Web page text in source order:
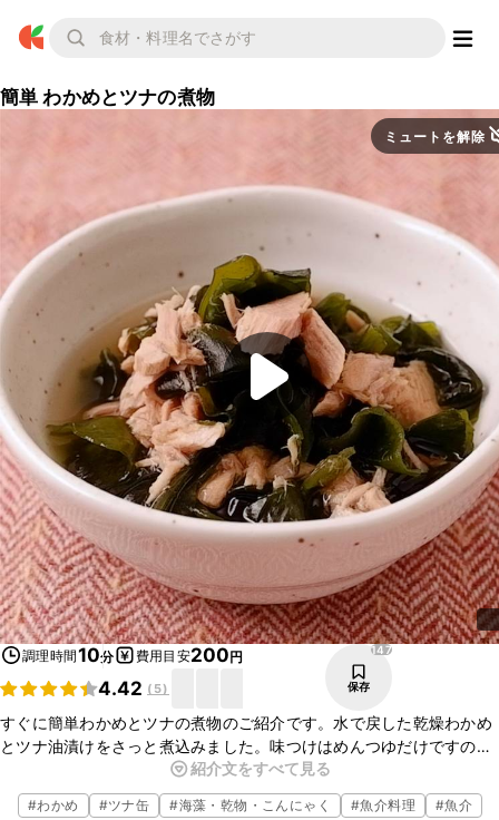
簡単 わかめとツナの煮物
ミュートを解除
調理時間10分 費用目安200円
4.42 ( 5)
147
保存
すぐに簡単わかめとツナの煮物のご紹介です。水で戻した乾燥わかめ
とツナ油漬けをさっと煮込みました。味つけはめんつゆだけですの
で、とても簡単ですよ。ぜひお試しください。
紹介文をすべて見る
#わかめ #ツナ缶 #海藻・乾物・こんにゃく #魚介料理 #魚介